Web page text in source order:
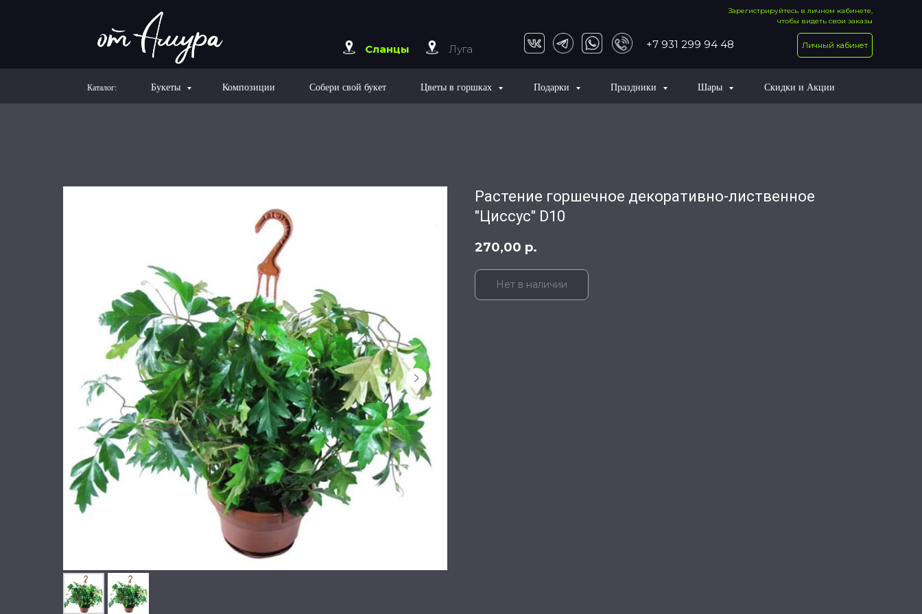
+7 931 299 94 48
Луга
Сланцы Личный кабинет
Зарегистрируйтесь в личном кабинете,
чтобы видеть свои заказы
Каталог: Букеты Композиции Собери свой букет Цветы в горшках Подарки Праздники Шары Скидки и Акции
Растение горшечное декоративно-лиственное
"Циссус" D10
270,00 р.
Нет в наличии